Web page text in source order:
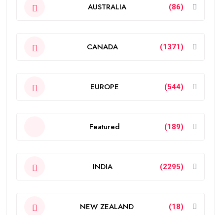
AUSTRALIA (86)
CANADA (1371)
EUROPE (544)
Featured (189)
INDIA (2295)
NEW ZEALAND (18)